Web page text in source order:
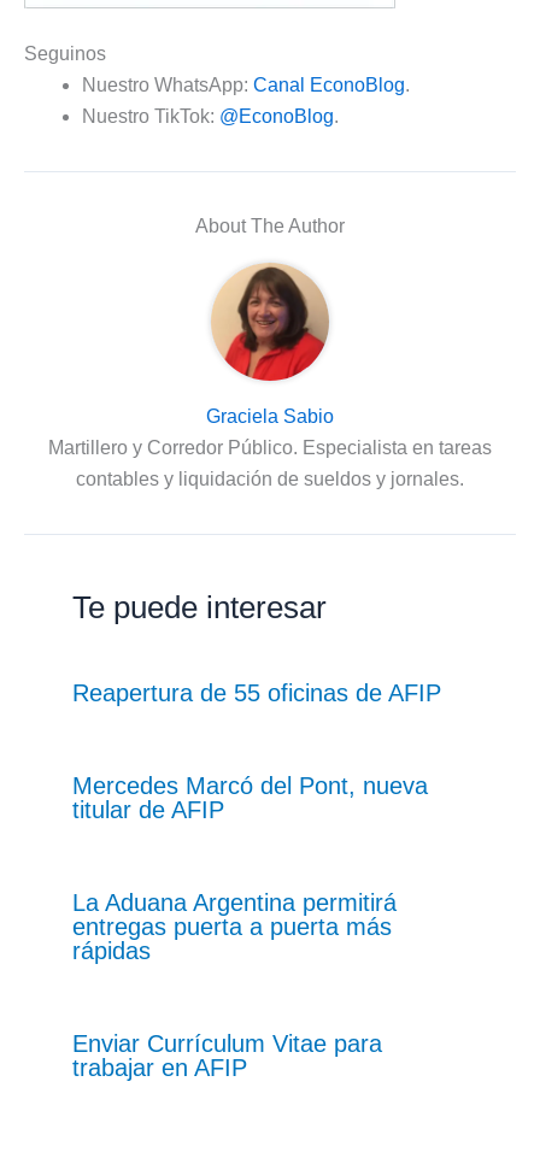
Seguinos
Nuestro WhatsApp: Canal EconoBlog.
Nuestro TikTok: @EconoBlog.
About The Author
Graciela Sabio
Martillero y Corredor Público. Especialista en tareas
contables y liquidación de sueldos y jornales.
Te puede interesar
Reapertura de 55 oficinas de AFIP
Mercedes Marcó del Pont, nueva
titular de AFIP
La Aduana Argentina permitirá
entregas puerta a puerta más
rápidas
Enviar Currículum Vitae para
trabajar en AFIP